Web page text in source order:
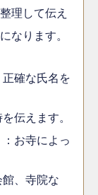
理して伝え
なります。
正確な氏名を
伝えます。
：お寺によっ
館、寺院な